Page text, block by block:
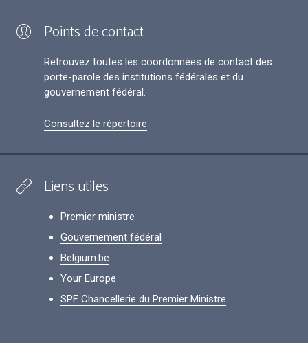
Points de contact
Retrouvez toutes les coordonnées de contact des
porte-parole des institutions fédérales et du
gouvernement fédéral.
Consultez le répertoire
Liens utiles
Premier ministre
Gouvernement fédéral
Belgium.be
Your Europe
SPF Chancellerie du Premier Ministre